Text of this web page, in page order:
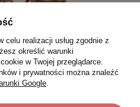
realizacji usług zgodnie z
określić warunki
w Twojej przeglądarce.
i prywatności można znaleźć
Google.